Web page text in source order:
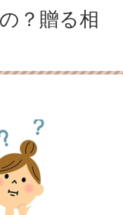
？贈る相